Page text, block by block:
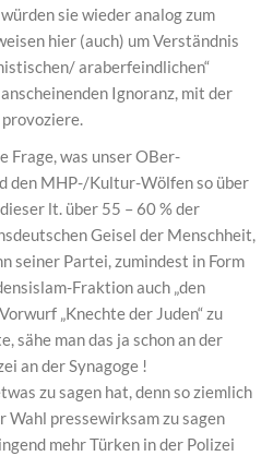
sie wieder analog zum
hier (auch) um Verständnis
araberfeindlichen“
Ignoranz, mit der
provoziere.
Frage, was unser OBer-
den MHP-/Kultur-Wölfen so über
lt. über 55 – 60 % der
Geisel der Menschheit,
seiner Partei, zumindest in Form
Fraktion auch „den
„Knechte der Juden“ zu
sähe man das ja schon an der
an der Synagoge !
zu sagen hat, denn so ziemlich
Wahl pressewirksam zu sagen
mehr Türken in der Polizei